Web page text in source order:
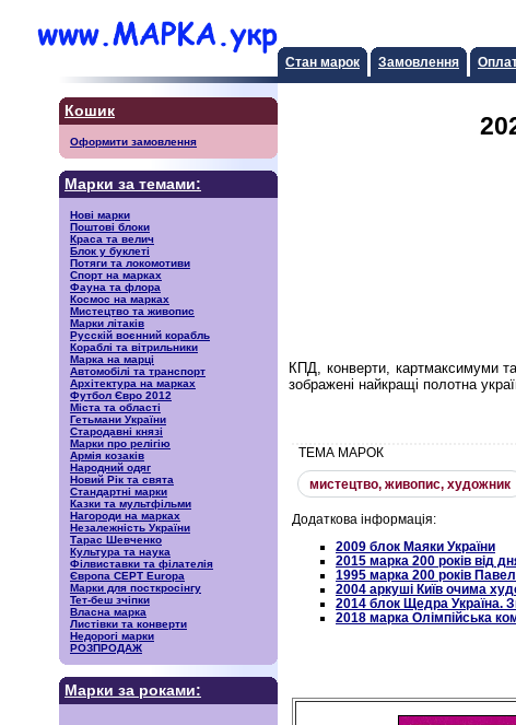
Стан марок Замовлення
Кошик
Оформити замовлення
Марки за темами:
Нові марки
Поштові блоки
Краса та велич
Блок у буклеті
Потяги та локомотиви
Спорт на марках
Фауна та флора
Космос на марках
Мистецтво та живопис
Марки літаків
Русскiй воєнний корабль
Кораблі та вітрильники
Марка на марці
Автомобілі та транспорт
Архітектура на марках
Футбол Євро 2012
Міста та області
Гетьмани України
Стародавні князі
Марки про релігію
Армія козаків
Народний одяг
Новий Рік та свята
Стандартні марки
Казки та мультфільми
Нагороди на марках
Незалежність України
Тарас Шевченко
Культура та наука
Філвиставки та філателія
Європа CEPT Europa
Марки для посткросінгу
Тет-беш зчіпки
Власна марка
Листівки та конверти
Недорогі марки
РОЗПРОДАЖ
Марки за роками:
КПД, конверти, картмаксимуми
зображені найкращі полотна
ТЕМА МАРОК
мистецтво, живопис, художник
Додаткова інформація:
2009 блок Маяки України
2015 марка 200 років від
1995 марка 200 років
2004 аркуші Київ очима
2014 блок Щедра Україна.
2018 марка Олімпійська